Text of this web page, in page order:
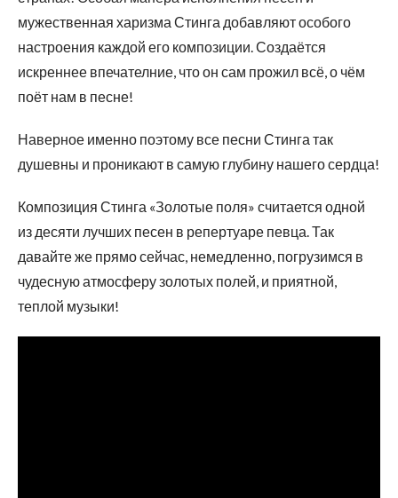
мужественная харизма Стинга добавляют особого
настроения каждой его композиции. Создаётся
искреннее впечателние, что он сам прожил всё, о чём
поёт нам в песне!
Наверное именно поэтому все песни Стинга так
душевны и проникают в самую глубину нашего сердца!
Композиция Стинга «Золотые поля» считается одной
из десяти лучших песен в репертуаре певца. Так
давайте же прямо сейчас, немедленно, погрузимся в
чудесную атмосферу золотых полей, и приятной,
теплой музыки!